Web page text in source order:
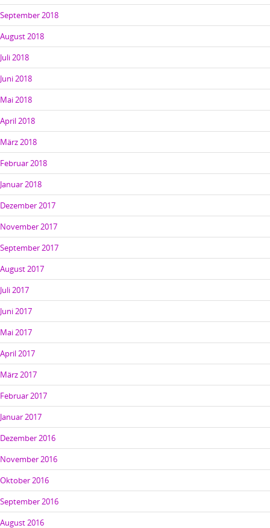
September 2018
August 2018
Juli 2018
Juni 2018
Mai 2018
April 2018
März 2018
Februar 2018
Januar 2018
Dezember 2017
November 2017
September 2017
August 2017
Juli 2017
Juni 2017
Mai 2017
April 2017
März 2017
Februar 2017
Januar 2017
Dezember 2016
November 2016
Oktober 2016
September 2016
August 2016